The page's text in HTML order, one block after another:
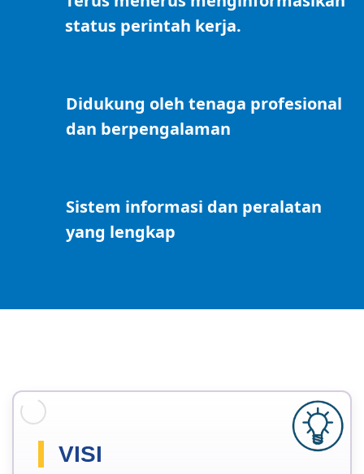
status perintah kerja.
Didukung oleh tenaga profesional
dan berpengalaman
Sistem informasi dan peralatan
yang lengkap
VISI